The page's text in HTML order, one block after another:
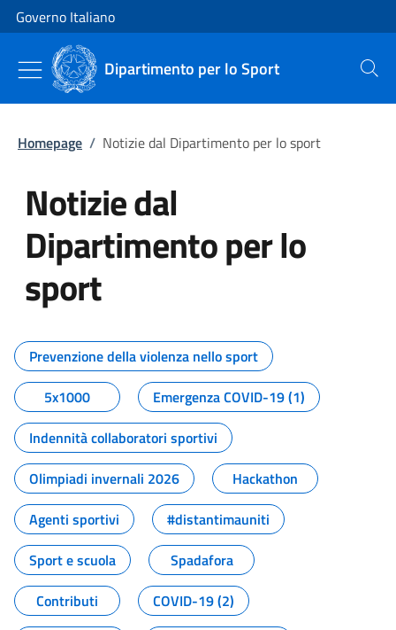
Vai al contenuto
Vai alla navigazione del sito
Governo Italiano
Dipartimento per lo Sport Cerca
Homepage / Notizie dal Dipartimento per lo sport
Notizie dal
Dipartimento per lo
sport
Tutti i contenuti della pagina
Prevenzione della violenza nello sport
5x1000
Emergenza COVID-19 (1)
Indennità collaboratori sportivi
Olimpiadi invernali 2026
Hackathon
Agenti sportivi
#distantimauniti
Sport e scuola
Spadafora
Contributi
COVID-19 (2)